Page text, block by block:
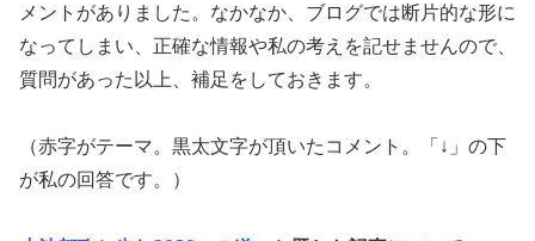
メントがありました。なかなか、ブログでは断片的な形に
なってしまい、正確な情報や私の考えを記せませんので、
質問があった以上、補足をしておきます。
（赤字がテーマ。黒太文字が頂いたコメント。「↓」の下
が私の回答です。）